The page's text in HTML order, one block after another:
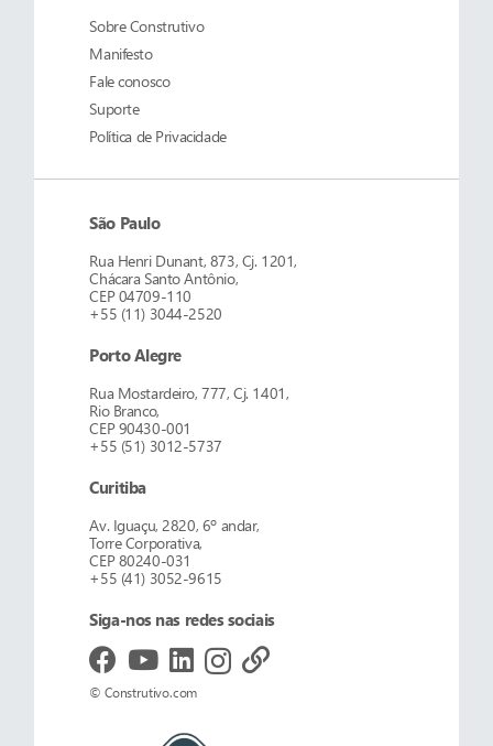
SobreConstrutivo
Manifesto
Fale conosco
Suporte
Política de Privacidade
São Paulo
Rua Henri Dunant, 873, Cj. 1201,
Chácara Santo Antônio,
CEP 04709-110
+55 (11) 3044-2520
Porto Alegre
Rua Mostardeiro, 777, Cj. 1401,
Rio Branco,
CEP 90430-001
+55 (51) 3012-5737
Curitiba
Av. Iguaçu, 2820, 6º andar,
Torre Corporativa,
CEP 80240-031
+55 (41) 3052-9615
Siga-nos nas redes sociais
© Construtivo.com